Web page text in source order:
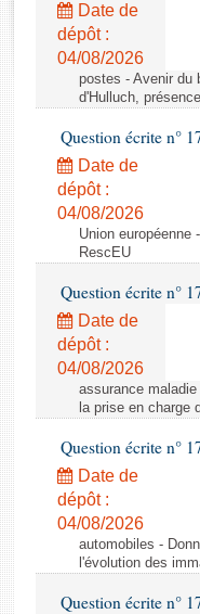
Rapports législatifs
Rapports sur
Baromètre de
Dossiers législatifs
Budget et sécurité
Questions écrites et
Comptes rendus des
Date de
dépôt :
04/08/2026
postes - Avenir du
d'Hulluch,
Question écrite n°
Date de
dépôt :
04/08/2026
Union européenne
RescEU
Question écrite n°
Date de
dépôt :
04/08/2026
assurance
la prise en charge
Question écrite n°
Date de
dépôt :
04/08/2026
automobiles -
l'évolution des
Question écrite n°